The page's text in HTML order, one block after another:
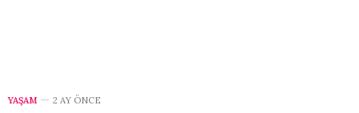
YAŞAM 2 AY ÖNCE